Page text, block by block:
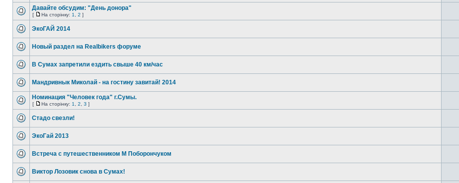
Давайте обсудим: "День донора"
[ На сторінку: 1 2 ]
ЭкоГАЙ 2014
Новый раздел на Realbikers форуме
В Сумах запретили ездить свыше 40 км/час
Мандривнык Миколай - на гостину завитай! 2014
Номинация "Человек года" г.Сумы.
[ На сторінку: 1 2 3 ]
Стадо свезли!
ЭкоГай 2013
Встреча с путешественником М Поборончуком
Виктор Лозовик снова в Сумах!